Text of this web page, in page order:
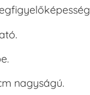
nagyságú.